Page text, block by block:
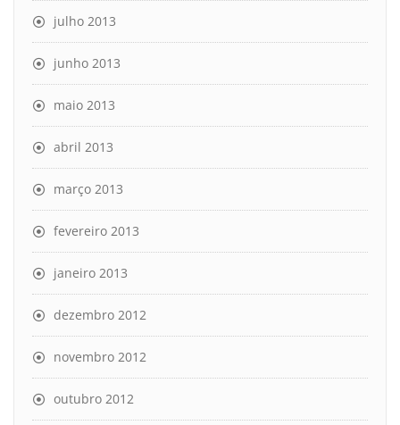
julho 2013
junho 2013
maio 2013
abril 2013
março 2013
fevereiro 2013
janeiro 2013
dezembro 2012
novembro 2012
outubro 2012